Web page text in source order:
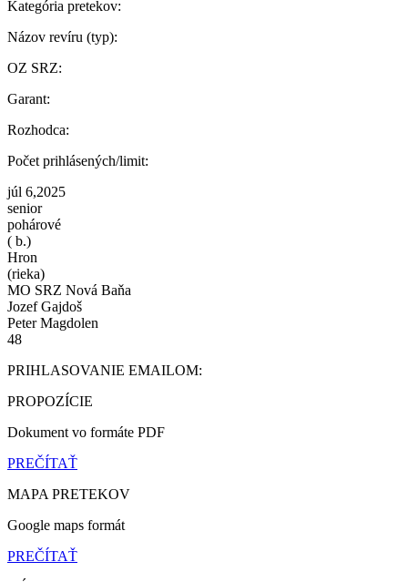
Kategória pretekov:
Názov revíru (typ):
OZ SRZ:
Garant:
Rozhodca:
Počet prihlásených/limit:
júl 6,2025
senior
pohárové
( b.)
Hron
(rieka)
MO SRZ Nová Baňa
Jozef Gajdoš
Peter Magdolen
48
PRIHLASOVANIE EMAILOM:
PROPOZÍCIE
Dokument vo formáte PDF
PREČÍTAŤ
MAPA PRETEKOV
Google maps formát
PREČÍTAŤ